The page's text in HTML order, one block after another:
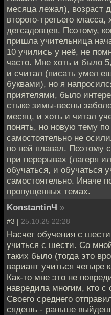
месяца лежал), возраст
второго-третьего
детсадовцев. Поэтому,
пришла учительница
10 учились у неё, не
часто. Мне хоть и было
и считал (писать умел
буквами), но я
приятелями, было
стыке зимы-весны
месяц, и хоть и читал
понять, но новую тему
самостоятельно не
по ней плавал. Поэтому
при перерывах (лагеря
обучаться, и обучаться
самостоятельно. Иначе
пропущенных темах.
KonstantinЧ »
#3 | 25.10.25 22:28
Насчет обучения с
учиться с шести. Со
таких было (тогда это
вариант учиться четыре
Как-то мне это не
навредила многим, кто с
Своего среднего
сядешь - раньше